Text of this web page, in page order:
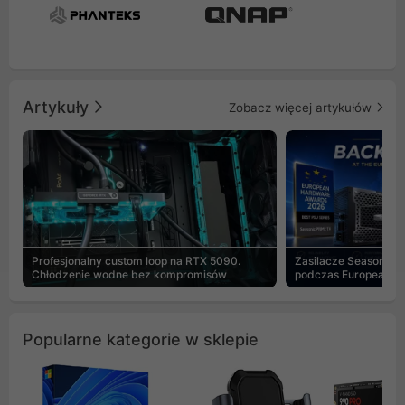
Artykuły Zobacz więcej artykułów
Profesjonalny custom loop na RTX 5090.
Chłodzenie wodne bez kompromisów
Zasilacze Seasonic
podczas European
Popularne kategorie w sklepie